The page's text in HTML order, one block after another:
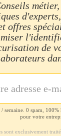
offres
de
/ semaine. 0 spam,
pour votre
sont exclusivement